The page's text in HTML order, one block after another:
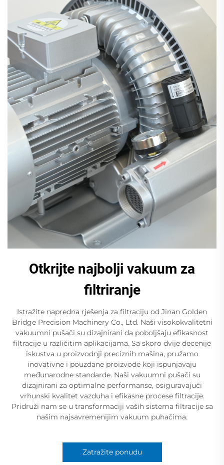
Otkrijte najbolji vakuum za
filtriranje
Istražite napredna rješenja za filtraciju od Jinan Golden
Bridge Precision Machinery Co., Ltd. Naši visokokvalitetni
vakuumni pušači su dizajnirani da poboljšaju efikasnost
filtracije u različitim aplikacijama. Sa skoro dvije decenije
iskustva u proizvodnji preciznih mašina, pružamo
inovativne i pouzdane proizvode koji ispunjavaju
međunarodne standarde. Naši vakuumni pušači su
dizajnirani za optimalne performanse, osiguravajući
vrhunski kvalitet vazduha i efikasne procese filtracije.
Pridruži nam se u transformaciji vaših sistema filtracije sa
našim najsavremenijim vakuum puhačima.
Zatražite ponudu